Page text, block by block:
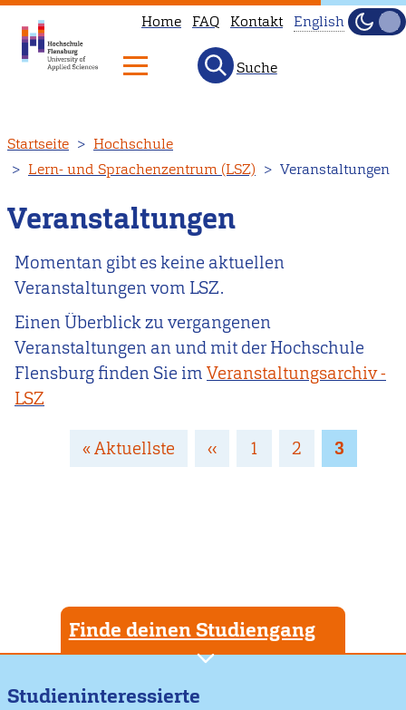
zum
Inhalt
Home FAQ Kontakt
available
main
page
English
Hell
Suche
Startseite
Hochschule
Lern- und Sprachenzentrum (LSZ)
Veranstaltungen
Veranstaltungen
Momentan gibt es keine aktuellen
Veranstaltungen vom LSZ.
Einen Überblick zu vergangenen
Veranstaltungen an und mit der Hochschule
Flensburg finden Sie im Veranstaltungsarchiv -
LSZ
Seitennummerierung
Erste
« Aktuellste
Vorherige
‹‹ Page
1 Page
2 Page
3
Finde deinen Studiengang
Studieninteressierte